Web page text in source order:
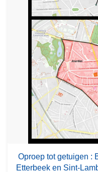
Oproep tot getuigen :
Etterbeek en Sint-